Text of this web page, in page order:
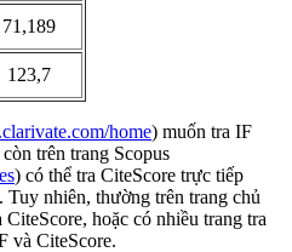
71,189
123,7
home) muốn tra IF
trên trang Scopus
) có thể tra CiteScore trực tiếp
Tuy nhiên, thường trên trang chủ
hoặc có nhiều trang tra
và CiteScore.